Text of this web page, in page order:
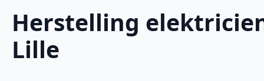
Herstelling
Lille